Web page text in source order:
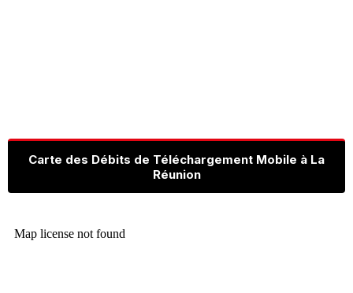
Carte des Débits de Téléchargement Mobile à La
Réunion